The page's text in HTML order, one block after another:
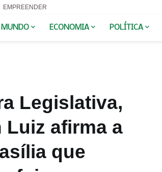
EMPREENDER
MUNDO ECONOMIA POLÍTICA
Legislativa,
afirma a
que